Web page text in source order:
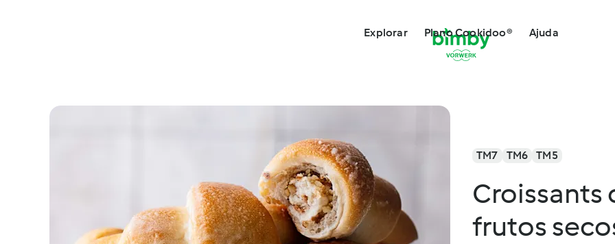
Explorar Plano Cookidoo® Ajuda
TM7 TM6 TM5
Croissants
frutos